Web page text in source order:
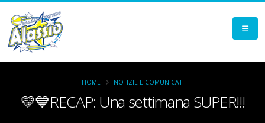
💛💙RECAP: Una settimana SUPER!!!
HOME NOTIZIE E COMUNICATI